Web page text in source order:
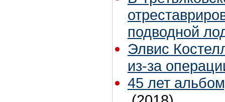
подводной
Элвис
из-за
45 лет